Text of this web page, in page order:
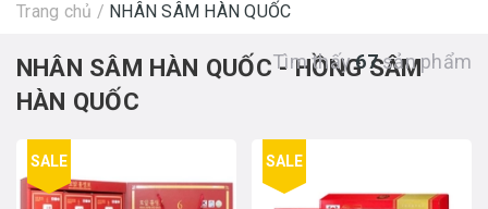
Trang chủ / NHÂN SÂM HÀN QUỐC
NHÂN SÂM HÀN QUỐC - HỒNG SÂM
HÀN QUỐC
Tìm thấy67sản phẩm
SALE SALE